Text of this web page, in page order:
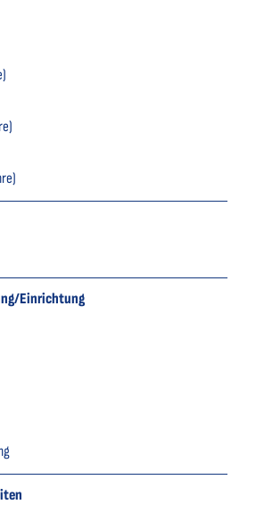
Einrichtung